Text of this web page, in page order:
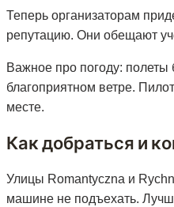
Теперь организаторам
репутацию. Они обещают
Важное про погоду: полеты
благоприятном ветре.
месте.
Как добраться и
Улицы Romantyczna и
машине не подъехать.